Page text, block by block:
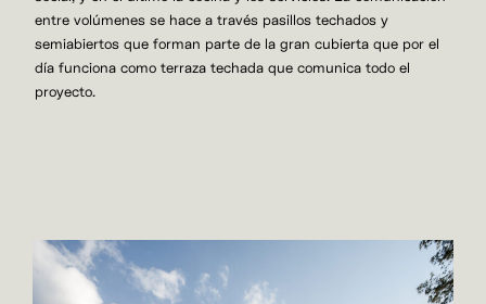
entre volúmenes se hace a través pasillos techados y
semiabiertos que forman parte de la gran cubierta que por el
día funciona como terraza techada que comunica todo el
proyecto.